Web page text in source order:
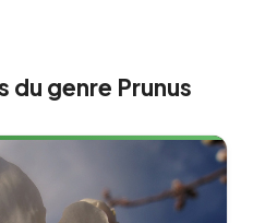
du genre Prunus